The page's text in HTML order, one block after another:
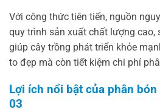
Với công thức tiên tiến, nguồn
quy trình sản xuất chất lượng cao,
giúp cây trồng phát triển khỏe
to đẹp mà còn tiết kiệm chi phí
Lợi ích nổi bật của phân
03